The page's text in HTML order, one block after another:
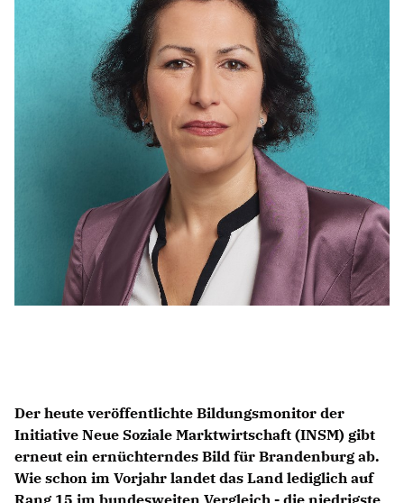
IN DER LANDESREGIERUNG
IM BUNDESTAG
IM EUROPÄISCHEN PARLAMENT
NEWSLETTER ABONNIEREN
BILDER
PROGRAMME
WICHTIGE BESCHLÜSSE DER CDU BRANDENBURG
75 JAHRE CDU BRANDENBURG
PRESSE
SPENDEN
Mitglied werden
Der heute veröffentlichte Bildungsmonitor der
Initiative Neue Soziale Marktwirtschaft (INSM) gibt
erneut ein ernüchterndes Bild für Brandenburg ab.
Wie schon im Vorjahr landet das Land lediglich auf
Rang 15 im bundesweiten Vergleich - die niedrigste